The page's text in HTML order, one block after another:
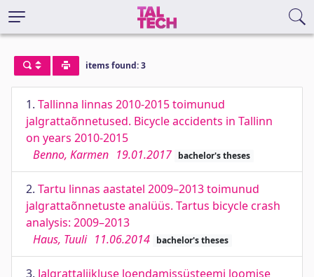
items found: 3
1. Tallinna linnas 2010-2015 toimunud
jalgrattaõnnetused. Bicycle accidents in Tallinn
on years 2010-2015
Benno, Karmen 19.01.2017 bachelor's theses
2. Tartu linnas aastatel 2009–2013 toimunud
jalgrattaõnnetuste analüüs. Tartus bicycle crash
analysis: 2009–2013
Haus, Tuuli 11.06.2014 bachelor's theses
3. Jalgrattaliikluse loendamissüsteemi loomise